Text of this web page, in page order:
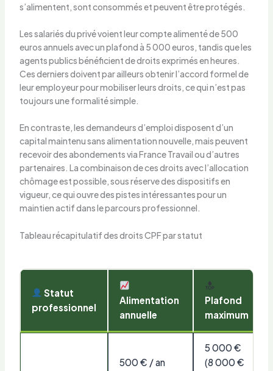
s’alimentent, sont consommés et peuvent être protégés.
Les salariés du privé voient leur compte alimenté de 500
euros annuels avec un plafond à 5 000 euros, tandis que les
agents publics bénéficient de droits exprimés en heures.
Ces derniers doivent par ailleurs obtenir l’accord formel de
leur employeur pour mobiliser leurs droits, ce qui n’est pas
toujours une formalité simple.
En contraste, les demandeurs d’emploi disposent d’un
capital maintenu sans alimentation nouvelle, mais peuvent
recevoir des abondements via France Travail ou d’autres
partenaires. La combinaison de ces droits avec l’allocation
chômage est possible, sous réserve des dispositifs en
vigueur, ce qui ouvre des pistes intéressantes pour un
maintien actif dans le parcours professionnel.
Tableau récapitulatif des droits CPF par statut
Statut
professionnel
Alimentation
annuelle
Plafond
maximum
500 € / an
5 000 €
(8 000 €